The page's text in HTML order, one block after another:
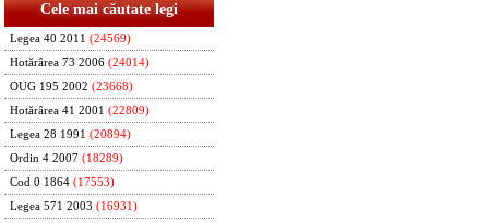
Cele mai căutate legi
Legea 40 2011 (24569)
Hotărârea 73 2006 (24014)
OUG 195 2002 (23668)
Hotărârea 41 2001 (22809)
Legea 28 1991 (20894)
Ordin 4 2007 (18289)
Cod 0 1864 (17553)
Legea 571 2003 (16931)